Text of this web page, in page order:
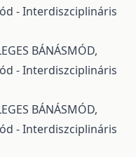
- Interdiszciplináris
BÁNÁSMÓD,
- Interdiszciplináris
BÁNÁSMÓD,
- Interdiszciplináris